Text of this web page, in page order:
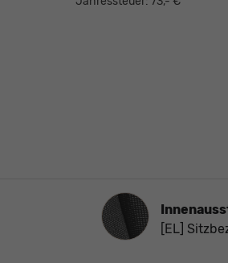
Innenausstattung
[EL]